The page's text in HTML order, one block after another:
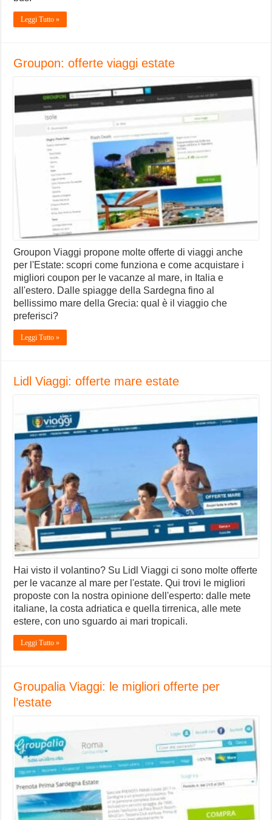
Leggi Tutto »
Groupon: offerte viaggi estate
Groupon Viaggi propone molte offerte di viaggi anche
per l'Estate: scopri come funziona e come acquistare i
migliori coupon per le vacanze al mare, in Italia e
all'estero. Dalle spiagge della Sardegna fino al
bellissimo mare della Grecia: qual è il viaggio che
preferisci?
Leggi Tutto »
Lidl Viaggi: offerte mare estate
Hai visto il volantino? Su Lidl Viaggi ci sono molte offerte
per le vacanze al mare per l'estate. Qui trovi le migliori
proposte con la nostra opinione dell'esperto: dalle mete
italiane, la costa adriatica e quella tirrenica, alle mete
estere, con uno sguardo ai mari tropicali.
Leggi Tutto »
Groupalia Viaggi: le migliori offerte per
l’estate